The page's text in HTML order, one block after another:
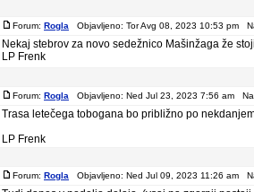
Forum: Rogla Objavljeno: Tor Avg 08, 2023 10:53 pm
Nekaj stebrov za novo sedežnico Mašinžaga že
LP Frenk
Forum: Rogla Objavljeno: Ned Jul 23, 2023 7:56 am
Trasa letečega tobogana bo približno po
LP Frenk
Forum: Rogla Objavljeno: Ned Jul 09, 2023 11:26 am